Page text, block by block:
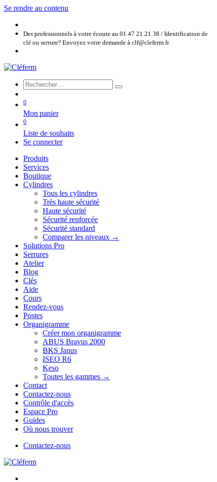
Se rendre au contenu
Des professionnels à votre écoute au 01 47 21 21 38 / Identification de
clé ou serrure? Envoyez votre demande à clf@cleferm.fr
0
Mon panier
0
Liste de souhaits
Se connecter
Produits
Services
Boutique
Cylindres
Tous les cylindres
Très haute sécurité
Haute sécurité
Sécurité renforcée
Sécurité standard
Comparer les niveaux →
Solutions Pro
Serrures
Atelier
Blog
Clés
Aide
Cours
Rendez-vous
Postes
Organigramme
Créer mon organigramme
ABUS Bravus 2000
BKS Janus
ISEO R6
Keso
Toutes les gammes →
Contact
Contactez-nous
Contrôle d'accès
Espace Pro
Guides
Où nous trouver
Contactez-nous